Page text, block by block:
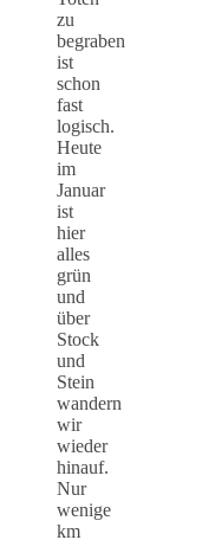
zu
begraben
ist
schon
fast
logisch.
Heute
im
Januar
ist
hier
alles
grün
und
über
Stock
und
Stein
wandern
wir
wieder
hinauf.
Nur
wenige
km